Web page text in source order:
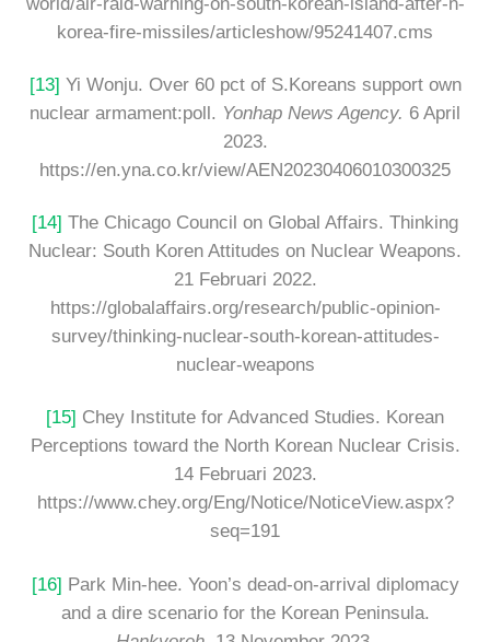
korea-fire-missiles/articleshow/95241407.cms
[13] Yi Wonju. Over 60 pct of S.Koreans support own
nuclear armament:poll. Yonhap News Agency. 6 April
2023.
https://en.yna.co.kr/view/AEN20230406010300325
[14] The Chicago Council on Global Affairs. Thinking
Nuclear: South Koren Attitudes on Nuclear Weapons.
21 Februari 2022.
https://globalaffairs.org/research/public-opinion-
survey/thinking-nuclear-south-korean-attitudes-
nuclear-weapons
[15] Chey Institute for Advanced Studies. Korean
Perceptions toward the North Korean Nuclear Crisis.
14 Februari 2023.
https://www.chey.org/Eng/Notice/NoticeView.aspx?
seq=191
[16] Park Min-hee. Yoon’s dead-on-arrival diplomacy
and a dire scenario for the Korean Peninsula.